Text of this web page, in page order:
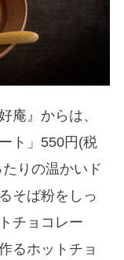
庵』からは、
ト」550円(税
りの温かいド
そば粉をしっ
チョコレー
るホットチョ